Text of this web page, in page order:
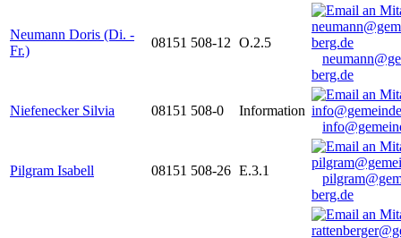
Neumann Doris (Di. -
Fr.)
08151 508-12 O.2.5
berg.de
Niefenecker Silvia 08151 508-0
Information
Pilgram Isabell 08151 508-26 E.3.1
berg.de